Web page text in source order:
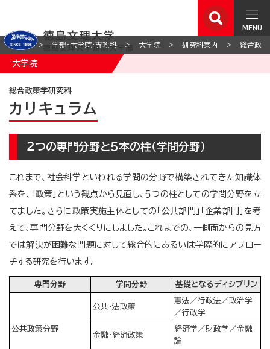
MENU
ホーム 学部・大学院・専攻科 大学院 研究科案内 総合政
大学院
総合政策学研究科
カリキュラム
２つの専門分野と５本の柱（学問分野）
これまで、社会科学といわれる学問の分野で構築されてきた知識体
系を、「政策」という観点から見直し、５つの柱としての学問分野を立
てました。さらに政策実施主体としての「公共部門」「企業部門」を考
えて、専門分野を大くくりにしました。これまでの、一側面からの見方
では解決が困難な問題に対して総合的にあるいは学際的にアプロー
チする研究を行います。
専門分野 学問分野 基礎となるディシプリン
公共政策分野
公共・法政策
憲法／行政法／政治学
／行政学
金融・経済政策
経済学／財政学／金融
論